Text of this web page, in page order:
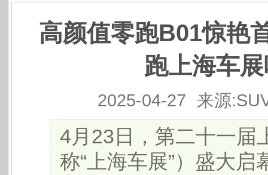
高颜值零跑B01惊艳
跑上海车
2025-04-27 来源
4月23日，第二十一届
称“上海车展”）盛大